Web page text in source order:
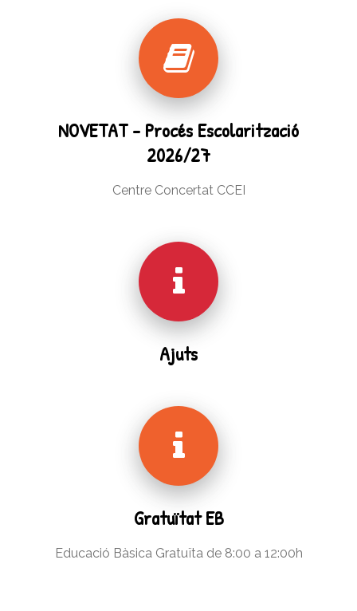
NOVETAT - Procés Escolarització
2026/27
Centre Concertat CCEI
Ajuts
Gratuïtat EB
Educació Bàsica Gratuïta de 8:00 a 12:00h